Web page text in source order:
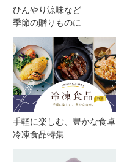
ひんやり涼味など
季節の贈りものに
手軽に楽しむ、豊かな食卓
冷凍食品特集